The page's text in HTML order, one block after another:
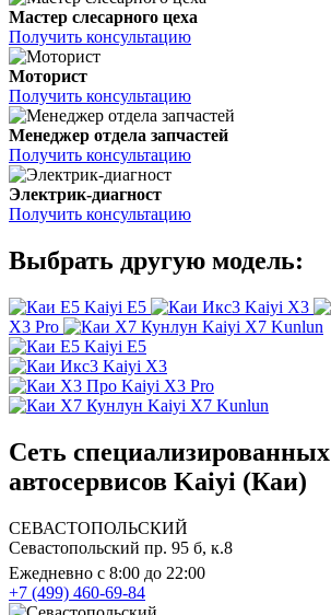
Мастер слесарного цеха
Получить консультацию
Моторист
Получить консультацию
Менеджер отдела запчастей
Получить консультацию
Электрик-диагност
Получить консультацию
Выбрать другую модель:
Kaiyi E5 Kaiyi X3
X3 Pro
Kaiyi X7 Kunlun
Kaiyi E5
Kaiyi X3
Kaiyi X3 Pro
Kaiyi X7 Kunlun
Сеть специализированных
автосервисов Kaiyi (Каи)
СЕВАСТОПОЛЬСКИЙ
Севастопольский пр. 95 б, к.8
Ежедневно с 8:00 до 22:00
+7 (499) 460-69-84